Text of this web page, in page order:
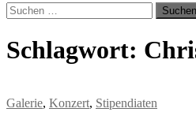
Suchen
nach:
Schlagwort:
Galerie, Konzert, Stipendiaten